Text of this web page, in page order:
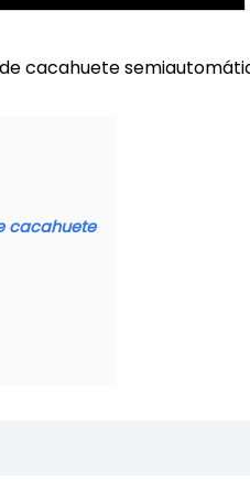
cacahuete
cacahuete